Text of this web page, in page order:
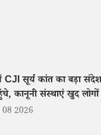
CJI सूर्य कांत का बड़ा
कानूनी संस्थाएं खुद
2026